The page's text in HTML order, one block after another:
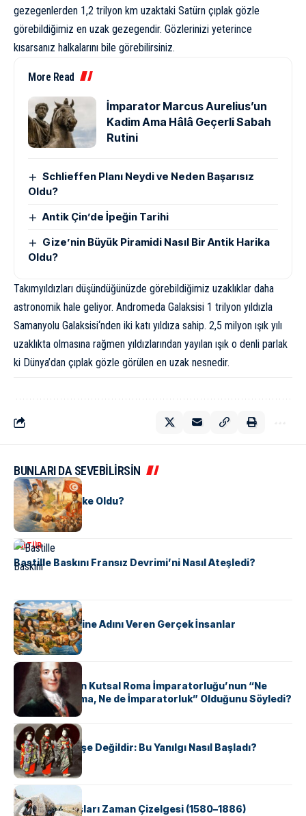
gezegenlerden 1,2 trilyon km uzaktaki Satürn çıplak gözle
görebildiğimiz en uzak gezegendir. Gözlerinizi yeterince
kısarsanız halkalarını bile görebilirsiniz.
More Read
İmparator Marcus Aurelius’un
Kadim Ama Hâlâ Geçerli Sabah
Rutini
Schlieffen Planı Neydi ve Neden Başarısız
Oldu?
Antik Çin’de İpeğin Tarihi
Gize’nin Büyük Piramidi Nasıl Bir Antik Harika
Oldu?
Takımyıldızları düşündüğünüzde görebildiğimiz uzaklıklar daha
astronomik hale geliyor. Andromeda Galaksisi 1 trilyon yıldızla
Samanyolu Galaksisi‘nden iki katı yıldıza sahip. 2,5 milyon ışık yılı
uzaklıkta olmasına rağmen yıldızlarından yayılan ışık o denli parlak
ki Dünya’dan çıplak gözle görülen en uzak nesnedir.
BUNLARI DA SEVEBİLİRSİN
KÜLTÜR
Tunus Nasıl Ülke Oldu?
KÜLTÜR
Bastille Baskını Fransız Devrimi’ni Nasıl Ateşledi?
KÜLTÜR
ABD Eyaletlerine Adını Veren Gerçek İnsanlar
KÜLTÜR
Voltaire Neden Kutsal Roma İmparatorluğu’nun “Ne
Kutsal, Ne Roma, Ne de İmparatorluk” Olduğunu Söyledi?
KÜLTÜR
Geyşalar Fahişe Değildir: Bu Yanılgı Nasıl Başladı?
KÜLTÜR
Apache Savaşları Zaman Çizelgesi (1580–1886)